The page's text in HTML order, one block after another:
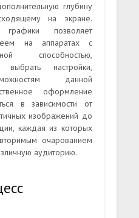
глубину
на экране.
графики позволяет
на аппаратах с
способностью,
настройки,
данной
оформление
в зависимости от
изображений до
каждая из которых
очарованием
аудиторию.